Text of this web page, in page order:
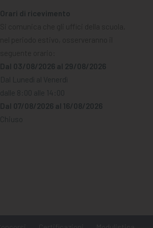
Orari di ricevimento
Dal 03/08/2026 al 29/08/2026
Dal Lunedì al Venerdì
dalle 8:00 alle 14:00
Dal 07/08/2026 al 16/08/2026
Chiuso